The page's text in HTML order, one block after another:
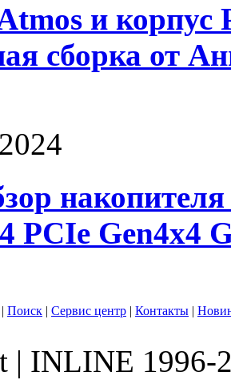
и корпус
сборка от
PCIe Gen4х4
| Поиск | Сервис центр | Контакты |
| INLINE 1996-